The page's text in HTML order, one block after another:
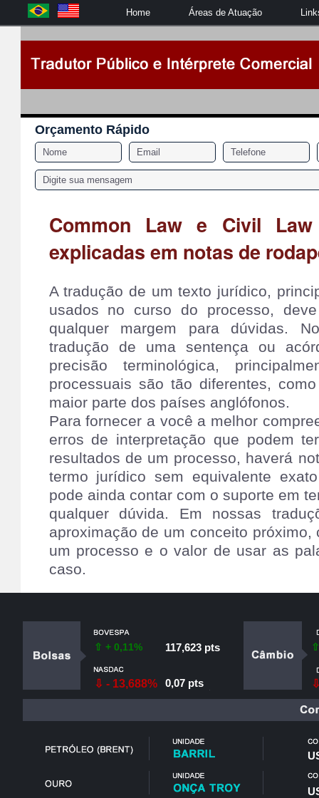
Home Áreas de Atuação
Orçamento Rápido
Common Law e Civil
explicadas em notas de
A tradução de um texto jurídico,
usados no curso do processo,
qualquer margem para dúvidas.
tradução de uma sentença ou
precisão terminológica,
processuais são tão diferentes,
maior parte dos países anglófonos.
Para fornecer a você a melhor
erros de interpretação que podem
resultados de um processo, haverá
termo jurídico sem equivalente
pode ainda contar com o suporte em
qualquer dúvida. Em nossas
aproximação de um conceito
um processo e o valor de usar as
caso.
⇧ + 0,11% 117,623 pts
⇩ - 13,688% 0,07 pts